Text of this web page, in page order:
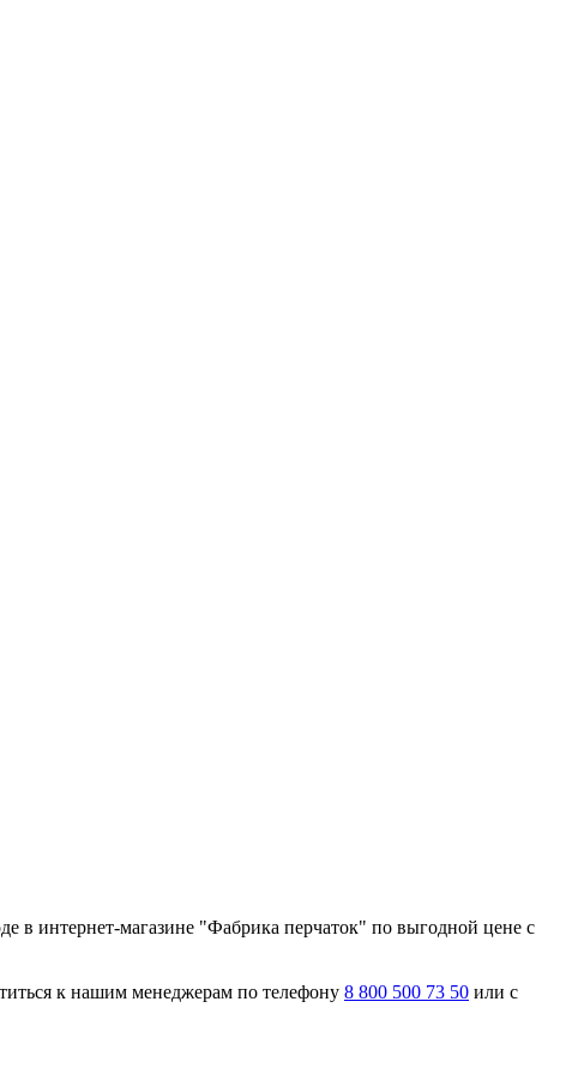
в интернет-магазине "Фабрика перчаток" по выгодной цене с
к нашим менеджерам по телефону 8 800 500 73 50 или с